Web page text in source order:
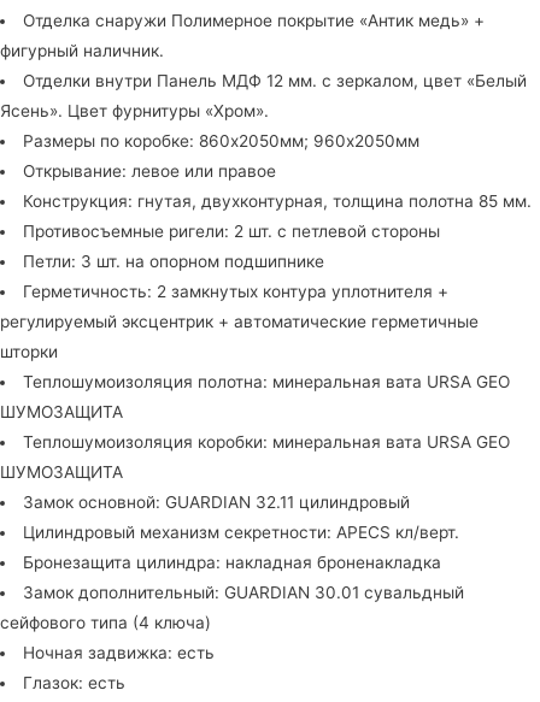
Отделка снаружи Полимерное покрытие «Антик медь» +
фигурный наличник.
Отделки внутри Панель МДФ 12 мм. с зеркалом, цвет «Белый
Ясень». Цвет фурнитуры «Хром».
Размеры по коробке: 860х2050мм; 960х2050мм
Открывание: левое или правое
Конструкция: гнутая, двухконтурная, толщина полотна 85 мм.
Противосъемные ригели: 2 шт. с петлевой стороны
Петли: 3 шт. на опорном подшипнике
Герметичность: 2 замкнутых контура уплотнителя +
регулируемый эксцентрик + автоматические герметичные
шторки
Теплошумоизоляция полотна: минеральная вата URSA GEO
ШУМОЗАЩИТА
Теплошумоизоляция коробки: минеральная вата URSA GEO
ШУМОЗАЩИТА
Замок основной: GUARDIAN 32.11 цилиндровый
Цилиндровый механизм секретности: APECS кл/верт.
Бронезащита цилиндра: накладная броненакладка
Замок дополнительный: GUARDIAN 30.01 сувальдный
сейфового типа (4 ключа)
Ночная задвижка: есть
Глазок: есть